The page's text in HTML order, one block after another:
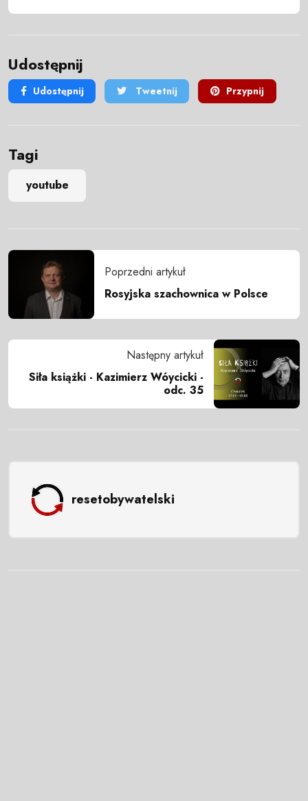
Udostępnij
Udostępnij Tweetnij Przypnij
Tagi
youtube
Poprzedni artykuł
Rosyjska szachownica w Polsce
Następny artykuł
Siła książki - Kazimierz Wóycicki -
odc. 35
resetobywatelski